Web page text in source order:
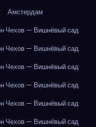
Амстердам
Чехов — Вишнёвый сад
Чехов — Вишнёвый сад
Чехов — Вишнёвый сад
Чехов — Вишнёвый сад
Чехов — Вишнёвый сад
Чехов — Вишнёвый сад